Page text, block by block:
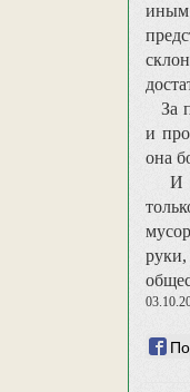
иным
За
и
она
И